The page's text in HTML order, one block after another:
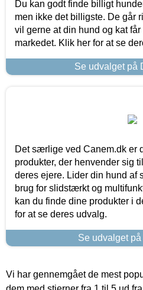
Du kan godt finde billigt
men ikke det billigste. De går
vil gerne at din hund og kat
markedet. Klik her for at se
Se udvalget på
Det særlige ved Canem.dk er
produkter, der henvender sig
deres ejere. Lider din hund af
brug for slidstærkt og
kan du finde dine produkter i
for at se deres udvalg.
Se udvalget
Vi har gennemgået de mest